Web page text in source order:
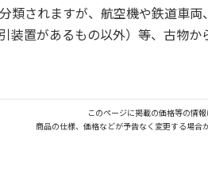
類されますが、航空機や鉄道車両
装置があるもの以外）等、古物か
このページに掲載の価格等の情
商品の仕様、価格などが予告なく変更する場合